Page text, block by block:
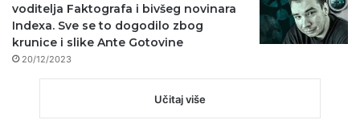
voditelja Faktografa i bivšeg novinara
Indexa. Sve se to dogodilo zbog
krunice i slike Ante Gotovine
20/12/2023
Učitaj više